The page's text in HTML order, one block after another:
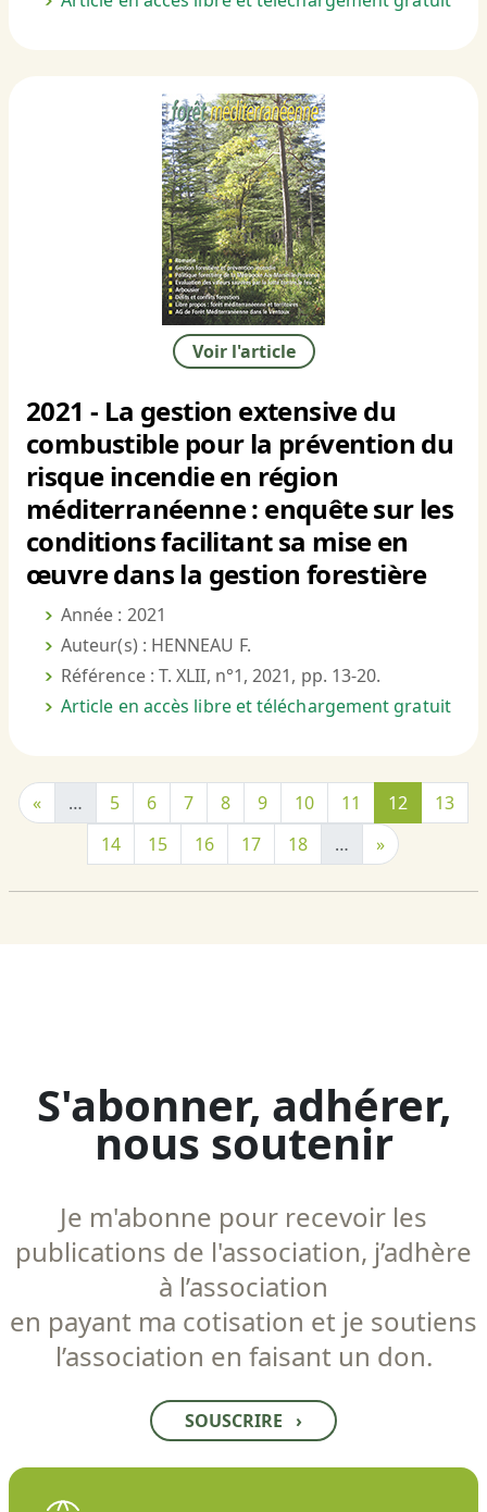
Voir l'article
2021 - La gestion extensive du
combustible pour la prévention du
risque incendie en région
méditerranéenne : enquête sur les
conditions facilitant sa mise en
œuvre dans la gestion forestière
Année : 2021
Auteur(s) : HENNEAU F.
Référence : T. XLII, n°1, 2021, pp. 13-20.
Article en accès libre et téléchargement gratuit
« … 5 6 7 8 9 10 11 12
13
14
15 16 17 18 … »
S'abonner, adhérer,
nous soutenir
Je m'abonne pour recevoir les
publications de l'association, j’adhère
à l’association
en payant ma cotisation et je soutiens
l’association en faisant un don.
SOUSCRIRE ›